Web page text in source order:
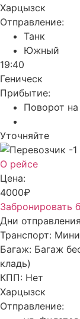
Харцызск
Отправление:
Танк
Южный
19:40
Геническ
Прибытие:
Поворот на
Уточняйте
О рейсе
Цена:
4000₽
Забронировать
Дни
Транспорт:
Багаж: Багаж
кладь)
КПП: Нет
Харцызск
Отправление: